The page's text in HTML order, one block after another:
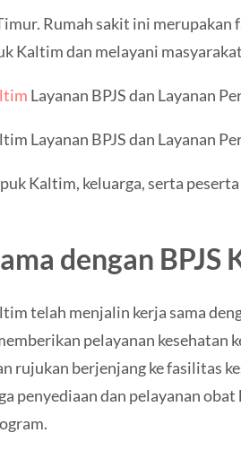
Rumah sakit ini merupakan
Kaltim dan melayani
Layanan BPJS dan Layanan
Layanan BPJS dan Layanan
Kaltim, keluarga, serta peserta
dengan BPJS
telah menjalin kerja sama
pelayanan kesehatan
rujukan berjenjang ke fasilitas
penyediaan dan pelayanan